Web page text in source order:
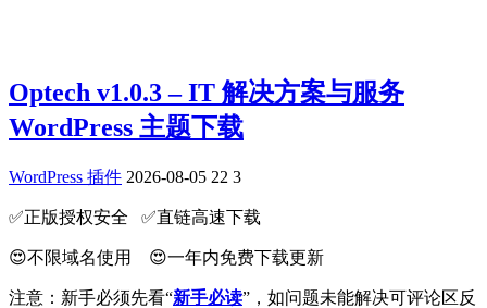
Optech v1.0.3 – IT 解决方案与服务
WordPress 主题下载
WordPress 插件 2026-08-05 22 3
✅️正版授权安全 ✅️直链高速下载
😍不限域名使用 😍一年内免费下载更新
注意：新手必须先看“新手必读”，如问题未能解决可评论区反